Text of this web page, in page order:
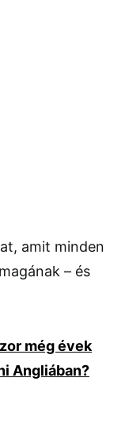
amit minden
– és
még évek
Angliában?